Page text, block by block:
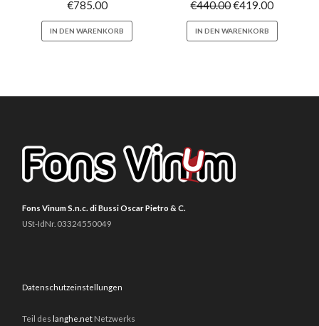
€785.00
IN DEN WARENKORB
€440.00€419.00
IN DEN WARENKORB
Fons Vinum S.n.c. di Bussi Oscar Pietro & C.
USt-IdNr. 03324550049
Datenschutzeinstellungen
Teil deslanghe.net Netzwerks